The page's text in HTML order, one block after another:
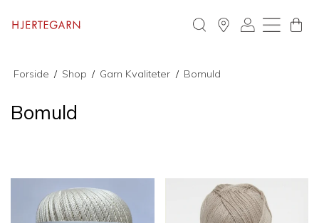
Forside / Shop / Garn Kvaliteter / Bomuld
Bomuld